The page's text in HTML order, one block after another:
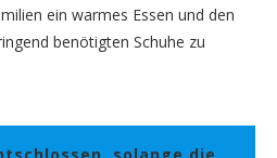
ein warmes Essen und den
benötigten Schuhe zu